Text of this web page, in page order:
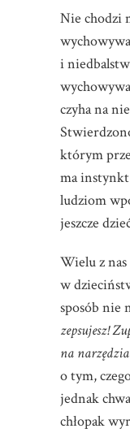
Nie chodzi
i
czyha na
którym
ma
ludziom
jeszcze
Wielu z
w
sposób nie
zepsujesz!
na
o tym,
jednak
chłopak